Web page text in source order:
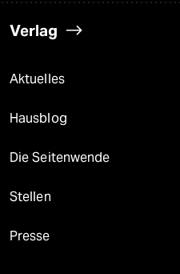
Verlag
Aktuelles
Hausblog
Die Seitenwende
Stellen
Presse